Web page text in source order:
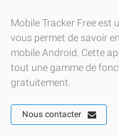
Mobile Tracker Free est
vous permet de savoir
mobile Android. Cette
tout une gamme de
gratuitement.
Nous contacter